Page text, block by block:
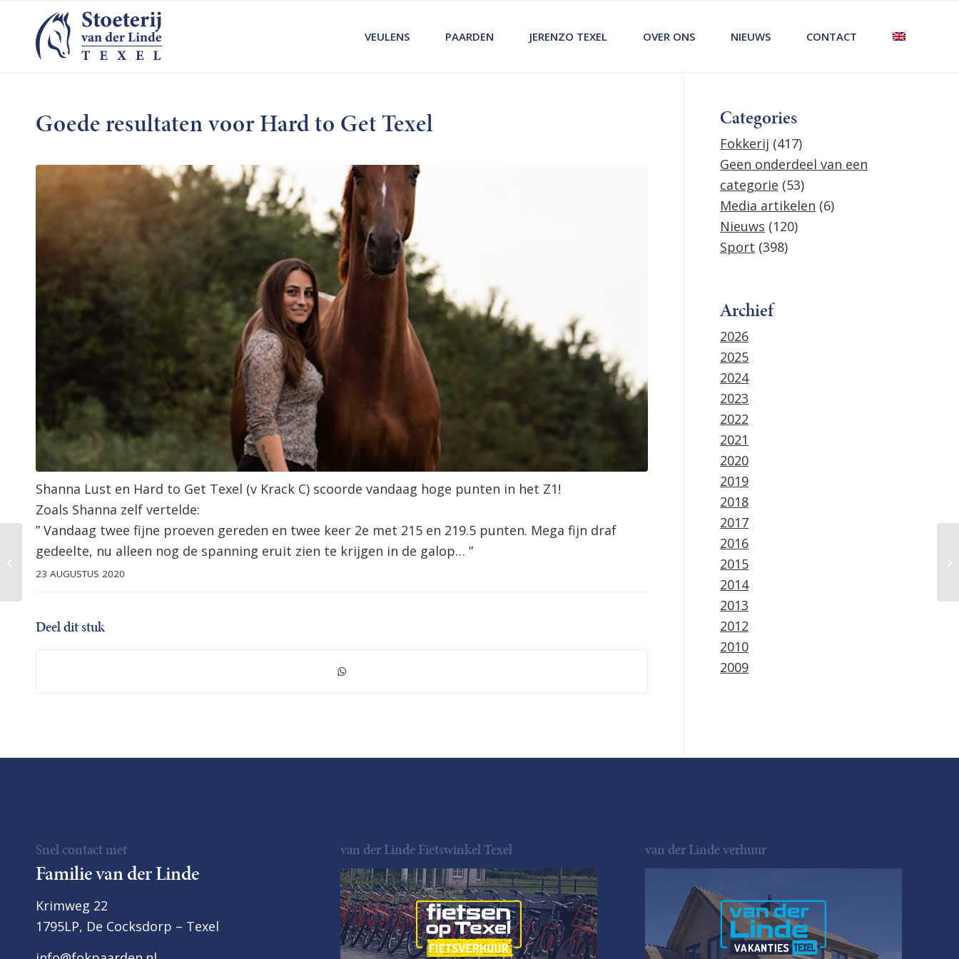
VEULENS PAARDEN JERENZO TEXEL OVER ONS NIEUWS CONTACT
Goede resultaten voor Hard to Get Texel
Shanna Lust en Hard to Get Texel (v Krack C) scoorde vandaag hoge punten in het Z1!
Zoals Shanna zelf vertelde:
” Vandaag twee fijne proeven gereden en twee keer 2e met 215 en 219.5 punten. Mega fijn draf
gedeelte, nu alleen nog de spanning eruit zien te krijgen in de galop… ”
23 AUGUSTUS 2020
Deel dit stuk
Categories
Fokkerij (417)
Geen onderdeel van een
categorie (53)
Media artikelen (6)
Nieuws (120)
Sport (398)
Archief
2026
2025
2024
2023
2022
2021
2020
2019
2018
2017
2016
2015
2014
2013
2012
2010
2009
Snel contact met
Familie van der Linde
Krimweg 22
1795LP, De Cocksdorp – Texel
van der Linde Fietswinkel Texel van der Linde verhuur
Succesvolle avond bij
Veiling Dronten!